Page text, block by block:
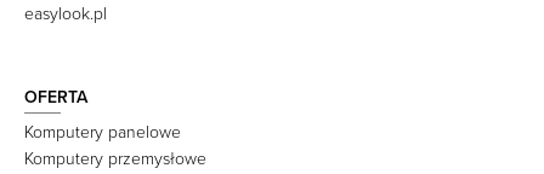
easylook.pl
OFERTA
Komputery panelowe
Komputery przemysłowe